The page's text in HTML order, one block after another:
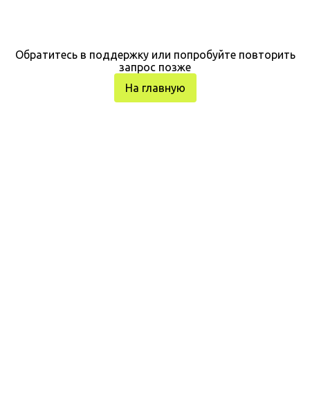
Обратитесь в поддержку или попробуйте повторить
запрос позже
На главную